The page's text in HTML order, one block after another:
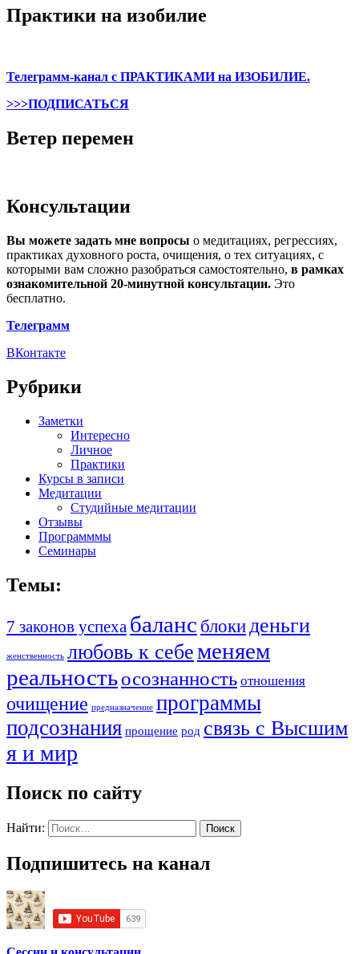
Практики на изобилие
Телеграмм-канал с ПРАКТИКАМИ на ИЗОБИЛИЕ.
>>>ПОДПИСАТЬСЯ
Ветер перемен
Консультации
Вы можете задать мне вопросы о медитациях, регрессиях,
практиках духовного роста, очищения, о тех ситуациях, с
которыми вам сложно разобраться самостоятельно, в рамках
ознакомительной 20-минутной консультации. Это
бесплатно.
Телеграмм
ВКонтакте
Рубрики
Заметки
Интересно
Личное
Практики
Курсы в записи
Медитации
Студийные медитации
Отзывы
Программмы
Семинары
Темы:
7 законов успеха баланс блокиденьги
женственность любовь к себеменяем
реальностьосознанность отношения
очищение предназначение программы
подсознания прощение род связь с Высшим
я и мир
Поиск по сайту
Найти:
Подпишитесь на канал